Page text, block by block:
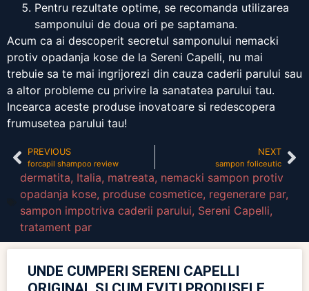
Pentru rezultate optime, se recomanda utilizarea
samponului de doua ori pe saptamana.
Acum ca ai descoperit secretul samponului nemacki
protiv opadanja kose de la Sereni Capelli, nu mai
trebuie sa te mai ingrijorezi din cauza caderii parului sau
a altor probleme cu privire la sanatatea parului tau.
Incearca aceste produse inovatoare si redescopera
frumusetea parului tau!
PREVIOUS
forcapil shampoo review
NEXT
sampon foliceutic
dermatita, Italia, matreata, nemacki sampon protiv
opadanja kose, produse cosmetice, regenerare par,
sampon impotriva caderii parului, Sereni Capelli,
tratament par
UNDE CUMPERI SERENI CAPELLI